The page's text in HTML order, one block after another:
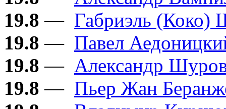
19.8 — Габриэль (Коко)
19.8 — Павел
19.8 — Александр
19.8 — Пьер Жан